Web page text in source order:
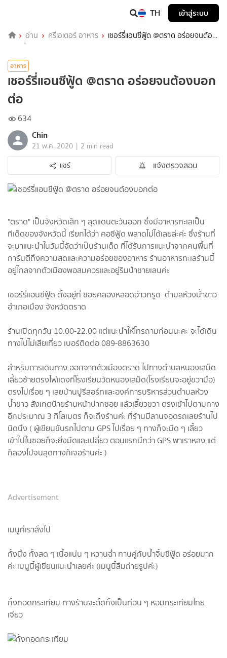
TH เข้าสู่ระบบ
อ่าน ครีเอเตอร์ อาหาร
เชอร์รี่แอนซีฟู้ด @ตราด อร่อยจนต้อง
บอกต่อ
อาหาร
เชอร์รี่แอนซีฟู้ด @ตราด อร่อยจนต้องบอก
ต่อ
634
Chin
21 พ.ค. 2020 | 2 min read
แชร์
แจ้งตรวจสอบ
"ตราด" เป็นจังหวัดเล็ก ๆ สุดแดนตะวันออก ซึ่งมีอาหารทะเลเป็น
ทีเด็ดของจังหวัดนี้ เรียกได้ว่า คอซีฟู้ด พลาดไม่ได้เลยล่ะค่ะ ซึ่งร้านที่
จะมาแนะนำในวันนี้จัดว่าเป็นร้านเด็ด ที่ได้รับการแนะนำจากคนพื้นที่
การันตีถึงความสดและความอร่อยของอาหาร ร้านอาหารทะเลร้านนี้
อยู่ไกลจากตัวเมืองพอสมควรและอยู่ริมป่าชายเลนค่ะ
เชอร์รี่แอนซีฟู้ด ตั้งอยู่ที่ ซอยคลองหลอดอ่าวกรูด ตำบลห้วงน้ำขาว
อำเภอเมือง จังหวัดตราด
ร้านเปิดทุกวัน 10.00-22.00 แต่แนะนำให้โทรถามก่อนนะคะ จะได้เดิน
ทางไปไม่เสียเที่ยว เบอร์ติดต่อ 089-8863630
สำหรับการเดินทาง ออกจากตัวเมืองตราด ไปทางตำบลหนองเสม็ด
เลี้ยวซ้ายตรงไฟแดงที่โรงเรียนวัดหนองเสม็ด(โรงเรียนจะอยู่ขวามือ)
ตรงไปเรื่อย ๆ เลยบ้านปูรีสอร์ทและองค์การบริหารส่วนตำบลห้วง
น้ำขาว สังเกตป้ายร้านหน้าปากซอย แล้วเลี้ยวขวา ตรงเข้าไปตามทาง
อีกประมาณ 3 กิโลเมตร ก็จะถึงร้านค่ะ ที่ร้านมีลานจอดรถเลยร้านไป
นิดนึง ( ผู้เขียนขับรถไปตาม GPS ไปเรื่อย ๆ ทางก็จะมืด ๆ เลี้ยว
เข้าไปในซอยก็จะยิ่งมืดและเปลี่ยว ตอนแรกนึกว่า GPS พาเราหลง แต่
ก็ลองไปจนสุดทางก็เจอร้านค่ะ )
Advertisement
เมนูที่เราสั่งไป
กั้งนึ่ง กั้งสด ๆ เนื้อแน่น ๆ หวานฉ่ำ ทานคู่กับน้ำจิ้มซีฟู้ด อร่อยมาก
ค่ะ เมนูนี้ผู้เขียนแนะนำเลยค่ะ (เมนูนี้ลืมถ่ายรูปค่ะ)
กั้งทอดกระเทียม ทางร้านจะตั้ดกั้งเป็นท่อน ๆ หอมกระเทียมไทย
เจียว